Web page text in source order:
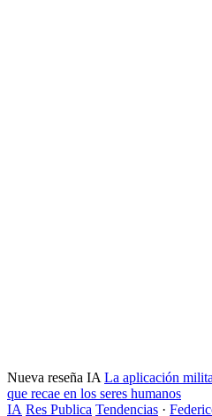
Nueva reseña IA La aplicación
que recae en los seres humanos
IA Res Publica Tendencias ·